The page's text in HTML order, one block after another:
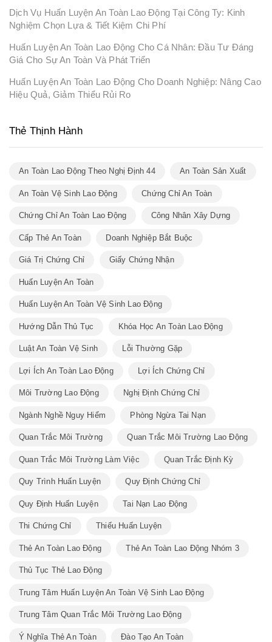
Dịch Vụ Huấn Luyện An Toàn Lao Động Tại Công Ty: Kinh
Nghiệm Chọn Lựa & Tiết Kiệm Chi Phí
Huấn Luyện An Toàn Lao Động Cho Cá Nhân: Đầu Tư Đáng
Giá Cho Sự An Toàn Và Phát Triển
Huấn Luyện An Toàn Lao Động Cho Doanh Nghiệp: Nâng Cao
Hiệu Quả, Giảm Thiểu Rủi Ro
Thẻ Thịnh Hành
An Toàn Lao Động Theo Nghị Định 44 An Toàn Sản Xuất
An Toàn Vệ Sinh Lao Động Chứng Chỉ An Toàn
Chứng Chỉ An Toàn Lao Động Công Nhân Xây Dựng
Cấp Thẻ An Toàn Doanh Nghiệp Bắt Buộc
Giá Trị Chứng Chỉ Giấy Chứng Nhận
Huấn Luyện An Toàn
Huấn Luyện An Toàn Vệ Sinh Lao Động
Hướng Dẫn Thủ Tục Khóa Học An Toàn Lao Động
Luật An Toàn Vệ Sinh Lỗi Thường Gặp
Lợi Ích An Toàn Lao Động Lợi Ích Chứng Chỉ
Môi Trường Lao Động Nghị Định Chứng Chỉ
Ngành Nghề Nguy Hiểm Phòng Ngừa Tai Nạn
Quan Trắc Môi Trường Quan Trắc Môi Trường Lao Động
Quan Trắc Môi Trường Làm Việc Quan Trắc Định Kỳ
Quy Trình Huấn Luyện Quy Định Chứng Chỉ
Quy Định Huấn Luyện Tai Nạn Lao Động
Thi Chứng Chỉ Thiếu Huấn Luyện
Thẻ An Toàn Lao Động Thẻ An Toàn Lao Động Nhóm 3
Thủ Tục Thẻ Lao Động
Trung Tâm Huấn Luyện An Toàn Vệ Sinh Lao Động
Trung Tâm Quan Trắc Môi Trường Lao Động
Ý Nghĩa Thẻ An Toàn Đào Tạo An Toàn